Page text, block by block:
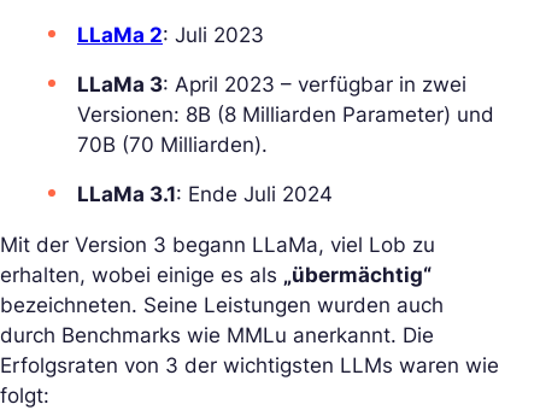
LLaMa 2: Juli 2023
LLaMa 3: April 2023 – verfügbar in zwei
Versionen: 8B (8 Milliarden Parameter) und
70B (70 Milliarden).
LLaMa 3.1: Ende Juli 2024
Mit der Version 3 begann LLaMa, viel Lob zu
erhalten, wobei einige es als „übermächtig“
bezeichneten. Seine Leistungen wurden auch
durch Benchmarks wie MMLu anerkannt. Die
Erfolgsraten von 3 der wichtigsten LLMs waren wie
folgt: